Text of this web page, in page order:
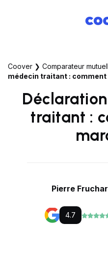
Coover ❯ Comparateur
médecin traitant : comment
traitant :
Pierre
4.7